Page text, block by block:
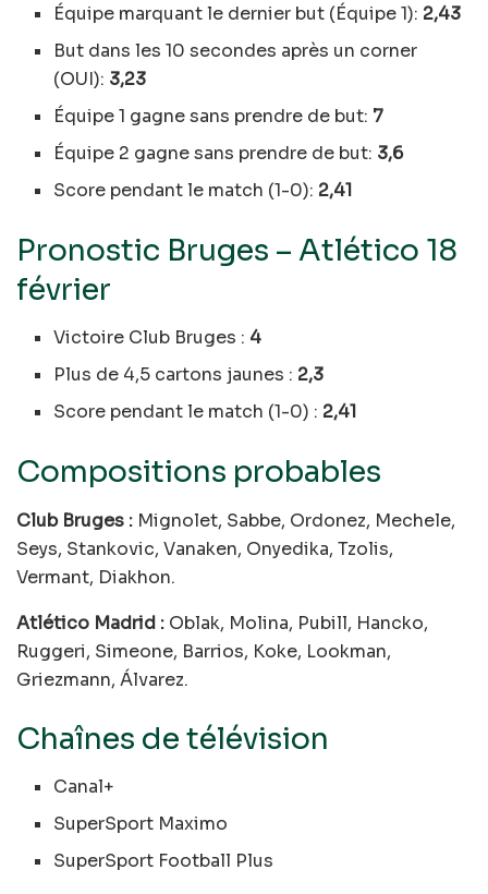
Équipe marquant le dernier but (Équipe 1): 2,43
But dans les 10 secondes après un corner
(OUI): 3,23
Équipe 1 gagne sans prendre de but: 7
Équipe 2 gagne sans prendre de but: 3,6
Score pendant le match (1-0): 2,41
Pronostic Bruges – Atlético 18
février
Victoire Club Bruges : 4
Plus de 4,5 cartons jaunes : 2,3
Score pendant le match (1-0) : 2,41
Compositions probables
Club Bruges : Mignolet, Sabbe, Ordonez, Mechele,
Seys, Stankovic, Vanaken, Onyedika, Tzolis,
Vermant, Diakhon.
Atlético Madrid : Oblak, Molina, Pubill, Hancko,
Ruggeri, Simeone, Barrios, Koke, Lookman,
Griezmann, Álvarez.
Chaînes de télévision
Canal+
SuperSport Maximo
SuperSport Football Plus